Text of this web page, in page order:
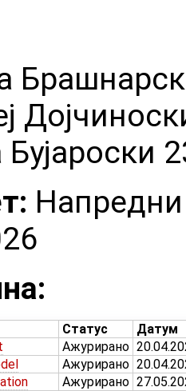
Бујароски
Статус
Датум
Ажурирано
Ажурирано
Ажурирано